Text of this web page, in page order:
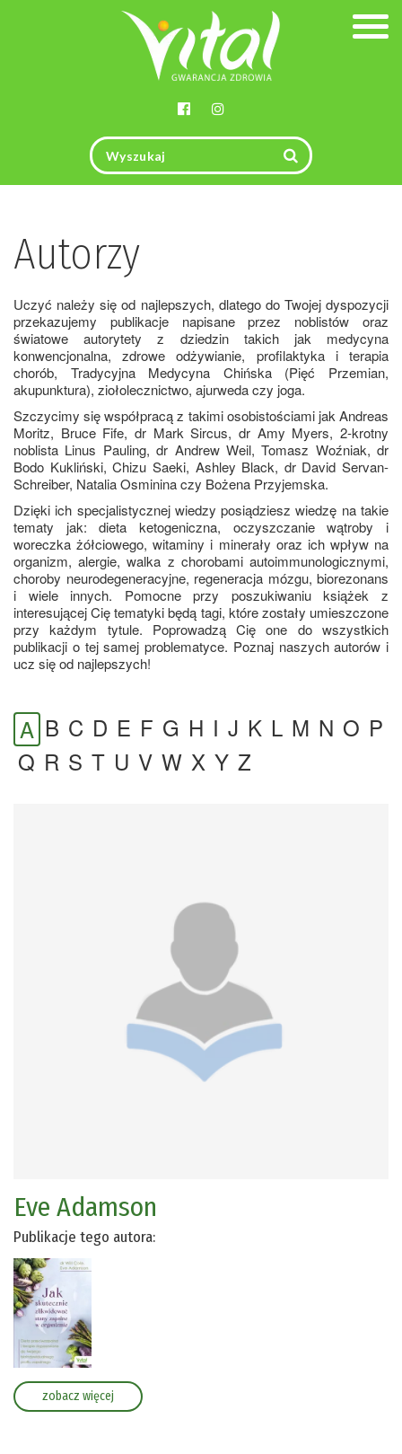
Autorzy
Uczyć należy się od najlepszych, dlatego do Twojej dyspozycji
przekazujemy publikacje napisane przez noblistów oraz
światowe autorytety z dziedzin takich jak medycyna
konwencjonalna, zdrowe odżywianie, profilaktyka i terapia
chorób, Tradycyjna Medycyna Chińska (Pięć Przemian,
akupunktura), ziołolecznictwo, ajurweda czy joga.
Szczycimy się współpracą z takimi osobistościami jak Andreas
Moritz, Bruce Fife, dr Mark Sircus, dr Amy Myers, 2-krotny
noblista Linus Pauling, dr Andrew Weil, Tomasz Woźniak, dr
Bodo Kukliński, Chizu Saeki, Ashley Black, dr David Servan-
Schreiber, Natalia Osminina czy Bożena Przyjemska.
Dzięki ich specjalistycznej wiedzy posiądziesz wiedzę na takie
tematy jak: dieta ketogeniczna, oczyszczanie wątroby i
woreczka żółciowego, witaminy i minerały oraz ich wpływ na
organizm, alergie, walka z chorobami autoimmunologicznymi,
choroby neurodegeneracyjne, regeneracja mózgu, biorezonans
i wiele innych. Pomocne przy poszukiwaniu książek z
interesującej Cię tematyki będą tagi, które zostały umieszczone
przy każdym tytule. Poprowadzą Cię one do wszystkich
publikacji o tej samej problematyce. Poznaj naszych autorów i
ucz się od najlepszych!
A B C D E F G H I J K L M N O P
Q R S T U V W X Y Z
Eve Adamson
Publikacje tego autora:
zobacz więcej